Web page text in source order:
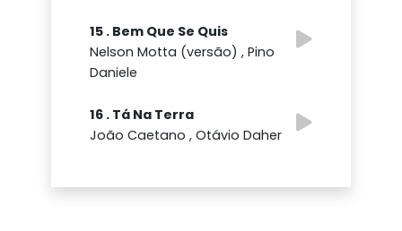
15 . Bem Que Se Quis
Nelson Motta (versão) , Pino
Daniele
16 . Tá Na Terra
João Caetano , Otávio Daher